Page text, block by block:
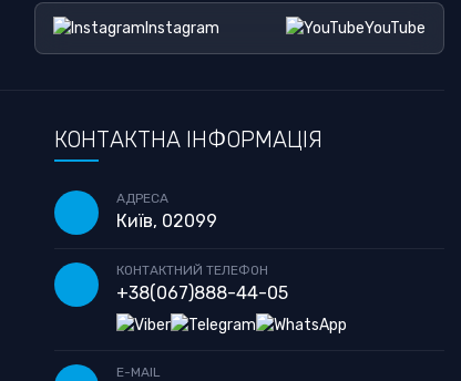
Instagram YouTube
КОНТАКТНА ІНФОРМАЦІЯ
АДРЕСА
Київ, 02099
КОНТАКТНИЙ ТЕЛЕФОН
+38(067)888-44-05
E-MAIL